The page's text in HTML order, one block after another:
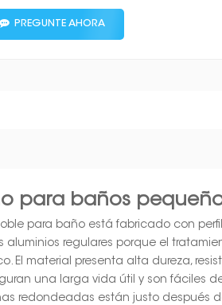
PREGUNTE AHORA
para baños
para baño está fabricado con
aluminios regulares porque el
El material presenta alta dureza,
una larga vida útil y son fáciles
redondeadas están justo después